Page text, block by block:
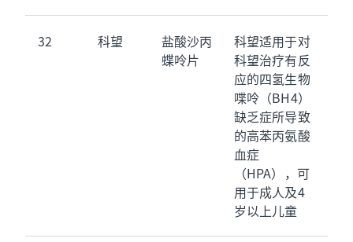
32 科望
盐酸沙丙
蝶呤片
科望适用于对
科望治疗有反
应的四氢生物
喋呤（BH4）
缺乏症所导致
的高苯丙氨酸
血症
（HPA），可
用于成人及4
岁以上儿童